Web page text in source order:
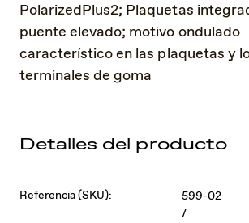
PolarizedPlus2; Plaquetas
puente elevado; motivo ondulado
característico en las plaquetas y
terminales de goma
Detalles del producto
Referencia (SKU):
599-02
/